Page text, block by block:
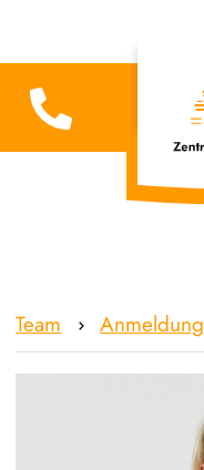
Team Anmeldung